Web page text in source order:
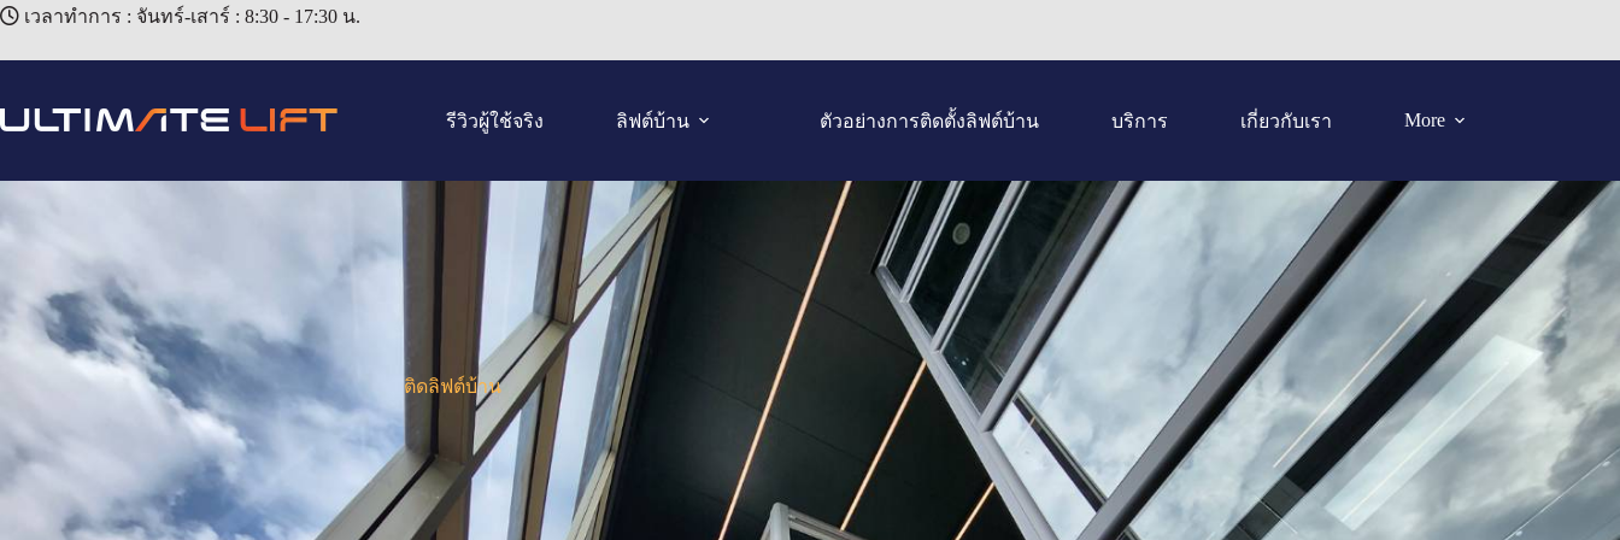
เวลาทำการ : จันทร์-เสาร์ : 8:30 - 17:30 น.
รีวิวผู้ใช้จริง ลิฟต์บ้าน ตัวอย่างการติดตั้งลิฟต์บ้าน บริการ เกี่ยวกับเรา More
ติดลิฟต์บ้าน